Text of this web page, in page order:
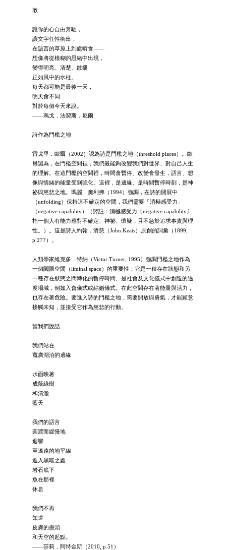
敢
讓你的心自由奔馳，
讓文字任性衝出，
在語言的草原上到處啃食——
想像將從模糊的思緒中出現，
變得明亮、清楚、散播
正如風中的水柱。
每天都可能是最後一天，
明天會不同
對於每個今天來說。
——瑪戈．法契斯．尼爾
詩作為門檻之地
雷戈里．歐爾（2002）認為詩是門檻之地（threshold places）。歐
爾認為，在門檻空間裡，我們最能夠改變我們對世界、對自己人生
的理解。在這門檻的空間裡，時間會暫停、改變會發生，語言、想
像與情緒的能量受到強化。這裡，是邊緣、是時間暫停時刻，是神
祕與慈悲之地。瑪麗．奧利弗（1994）強調，在詩的開展中
（unfolding）保持這不確定的空間，我們需要「消極感受力」
（negative capability）（譯註：消極感受力〔negative capability〕
指一個人有能力應對不確定、神祕、懷疑，且不急於追求事實與理
性。）。這是詩人約翰．濟慈（John Keats）原創的詞彙（1899,
p.277）。
人類學家維克多．特納（Victor Turner, 1995）強調門檻之地作為
一個閾限空間（liminal space）的重要性；它是一種存在狀態和另
一種存在狀態之間轉化的暫停時間、是社會及文化儀式中創造的過
度場域，例如入會儀式或結婚儀式。在此空間存在著能量與活力，
也存在著危險。要進入詩的門檻之地，需要開放與勇氣，才能願意
接觸未知，並接受它作為慈悲的行動。
當我們說話
我們站在
寬廣湖泊的邊緣
水面映著
成蔭綠樹
和清澈
藍天
我們的語言
圓潤而緩慢地
迴響
至遙遠的地平線
進入黑暗之處
岩石底下
魚在那裡
休息
我們不再
知道
皮膚的盡頭
和天空的起點。
——莎莉．阿特金斯（2010, p.51）